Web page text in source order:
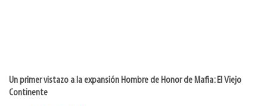
Un primer vistazo a la expansión Hombre de Honor de Mafia: El Viejo
Continente